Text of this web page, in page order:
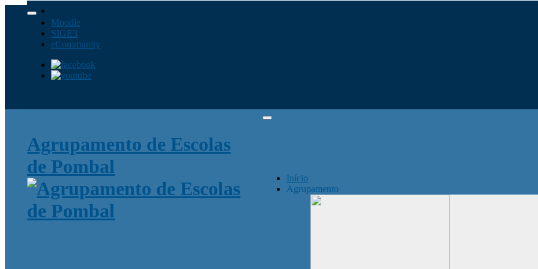
Moodle
SIGE3
eCommunity
Agrupamento de Escolas
de Pombal
Início
Agrupamento